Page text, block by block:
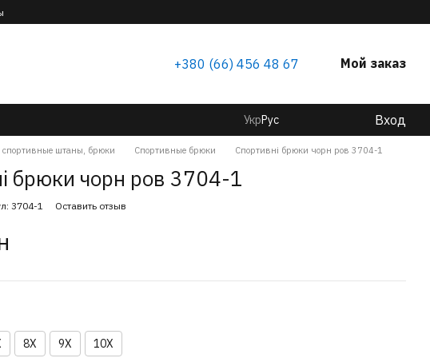
+380 (66) 456 48 67 Мой заказ
УкрРус Вход
штаны, брюки Спортивные брюки Спортивні брюки чорн ров 3704-1
брюки чорн ров 3704-1
3704-1 Оставить отзыв
8X 9X 10X